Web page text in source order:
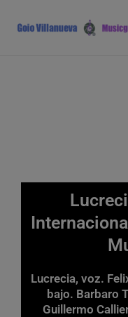
contenido
Lucrecia, voz.
bajo. Barbaro
Guillermo